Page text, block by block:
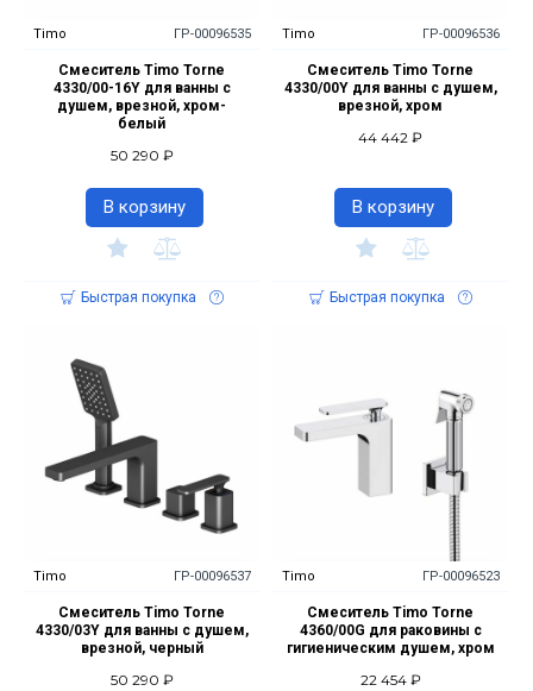
Timo ГР-00096535
Смеситель Timo Torne
4330/00-16Y для ванны с
душем, врезной, хром-
белый
50 290 ₽
В корзину
Быстрая покупка
Timo ГР-00096536
Смеситель Timo Torne
4330/00Y для ванны с душем,
врезной, хром
44 442 ₽
В корзину
Быстрая покупка
Timo ГР-00096537
Смеситель Timo Torne
4330/03Y для ванны с душем,
врезной, черный
50 290 ₽
Timo ГР-00096523
Смеситель Timo Torne
4360/00G для раковины с
гигиеническим душем, хром
22 454 ₽